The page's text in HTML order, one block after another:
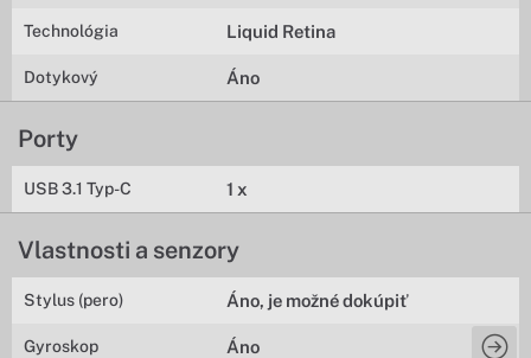
Technológia Liquid Retina
Dotykový Áno
Porty
USB 3.1 Typ-C 1 x
Vlastnosti a senzory
Stylus (pero) Áno, je možné dokúpiť
Gyroskop Áno